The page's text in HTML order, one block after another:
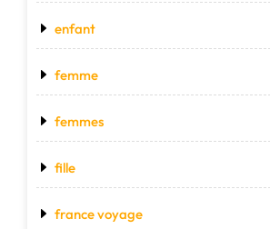
enfant
femme
femmes
fille
france voyage